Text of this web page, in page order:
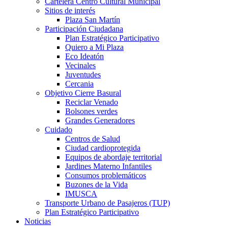
Sitios de interés
Plaza San Martín
Participación Ciudadana
Plan Estratégico Participativo
Quiero a Mi Plaza
Eco Ideatón
Vecinales
Juventudes
Cercania
Objetivo Cierre Basural
Reciclar Venado
Bolsones verdes
Grandes Generadores
Cuidado
Centros de Salud
Ciudad cardioprotegida
Equipos de abordaje territorial
Jardines Materno Infantiles
Consumos problemáticos
Buzones de la Vida
IMUSCA
Transporte Urbano de Pasajeros (TUP)
Plan Estratégico Participativo
Noticias